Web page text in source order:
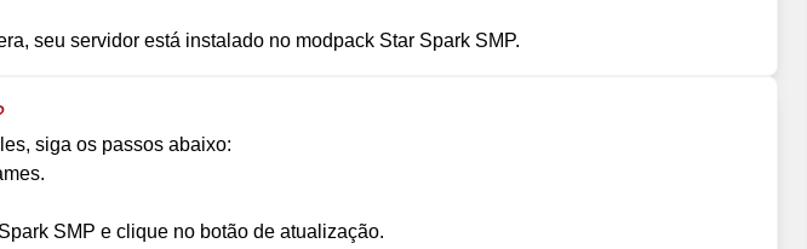
seu servidor está instalado no modpack Star Spark SMP.
siga os passos abaixo:
SMP e clique no botão de atualização.